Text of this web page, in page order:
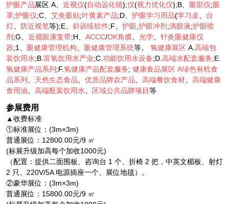
护眼产品展区 A、 近视仪(自动远化镜);仪(视力优化仪);B、 眼部仪;眼
罩;护眼仪;C、 艾灸眼贴;叶黄素产品;D、 护眼学习用品(学习桌
台
灯
防近视笔等);E、 斜训练软件;F、 护眼 护眼冲剂 ;滴眼液;护眼喷
剂 ;G、 近视眼康复带;H、 ACCC/OK角膜 光学
针灸眼健康仪
器;1、 眼健康管理机构 眼健康管理系统等。 氢健康展区 A. 高端包
装饮用水;B. 富氢饮用水产业;C. 功能饮用水设备;D. 高端水配套服务;E.
氢健康产品系列 ;F.氢健康产品配套服务; 健康食品展区 A绿色有机食
品系列
天然生态食品 优质品牌农产品 高端餐饮食材
高端健康
食用油
高端瓶装饮用水 区域公共品牌项目等
参展费用
▲收费标准
①标准展位：(3m×3m)
普通展位：12800.00元/9 ㎡
(标展升级加高每个加收1000元)
（配置：提供二面围板、咨询台 1 个、折椅 2 把，中英文楣板、射灯
2 只、220V/5A 电源插座一个、展位地毯）。
②豪华展位：(3m×3m)
普通展位：15800.00元/9 ㎡